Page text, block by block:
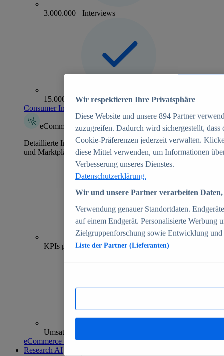
3.000.000+ Interviews
15.000+ Marken
Consumer Insights entdecken
eCommerce Insights
Detaillierte Informationen zu mehr als 39.000 Online-Shops
und Marktplätzen
70+
KPIs pro Shop
Umsatzanalysen und -prognosen
eCommerce Insights entdecken
Research AI
Wir respektieren Ihre Privatsphäre
Diese Website und unsere 894 Partner
zuzugreifen. Dadurch wird sichergestellt,
Cookie-Präferenzen jederzeit verwalten.
diese Mittel verwenden, um Informationen
Verbesserung unseres Dienstes.
Datenschutzerklärung.
Wir und unsere Partner verarbeiten
Verwendung genauer Standortdaten.
auf einem Endgerät. Personalisierte Werbung
Zielgruppenforschung sowie Entwicklung
Liste der Partner (Lieferanten)